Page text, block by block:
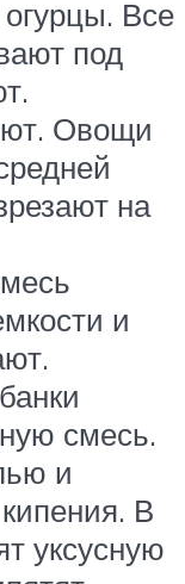
Все
под
Овощи
на
и
смесь.
и
В
уксусную